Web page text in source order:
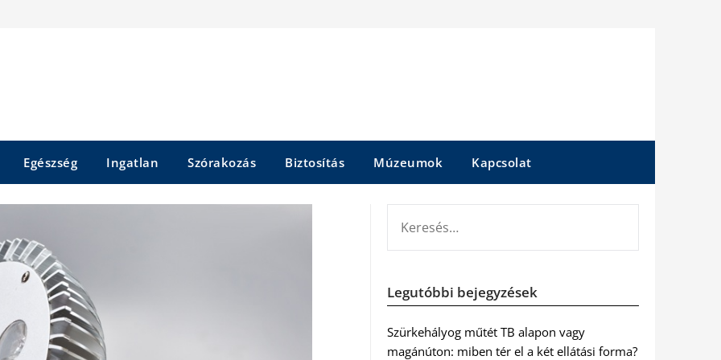
Egészség Ingatlan Szórakozás Biztosítás Múzeumok Kapcsolat
Legutóbbi bejegyzések
Szürkehályog műtét TB alapon vagy
magánúton: miben tér el a két ellátási forma?